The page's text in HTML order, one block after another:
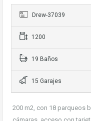
Drew-37039
1200
19 Baños
15 Garajes
200 m2, con 18 parqueos